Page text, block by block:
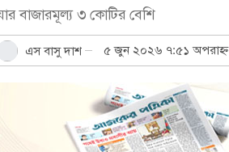
বাজারমূল্য ৩ কোটির বেশি
এস বাসু দাশ ৫ জুন ২০২৬ ৭:৫১ অপরাহ্ন